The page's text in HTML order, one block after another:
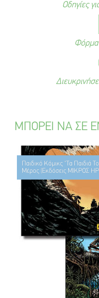
Οδηγίες
Φόρμα
ΜΠΟΡΕΙ ΝΑ ΣΕ
Παιδικό Κόμικς "Τα Παιδιά
Μέρος (Εκδόσεις ΜΙΚΡΟΣ